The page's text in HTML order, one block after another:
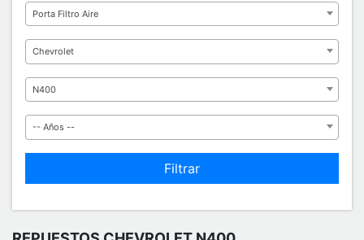
Porta Filtro Aire
Chevrolet
N400
-- Años --
Filtrar